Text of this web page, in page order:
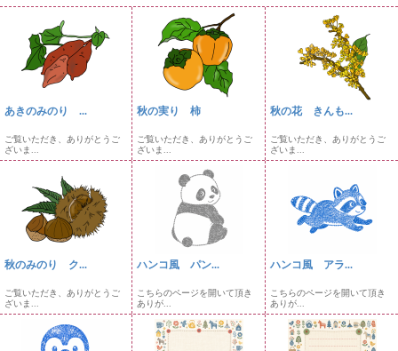
あきのみのり ...
ご覧いただき、ありがとうご
ざいま...
秋の実り 柿
ご覧いただき、ありがとうご
ざいま...
秋の花 きんも...
ご覧いただき、ありがとうご
ざいま...
秋のみのり ク...
ご覧いただき、ありがとうご
ざいま...
ハンコ風 パン...
こちらのページを開いて頂き
ありが...
ハンコ風 アラ...
こちらのページを開いて頂き
ありが...